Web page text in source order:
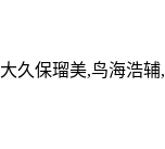
久保瑠美,鸟海浩